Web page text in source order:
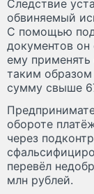
Следствие
обвиняемый
С помощью
документов он
ему
таким образом
сумму свыше
обороте
через
перевёл
млн рублей.